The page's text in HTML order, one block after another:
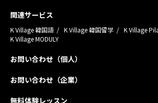
関連サービス
K Village 韓国語 K Village 韓国留学
K Village
K Village MODULY
お問い合わせ（個人）
お問い合わせ（企業）
無料体験レッスン